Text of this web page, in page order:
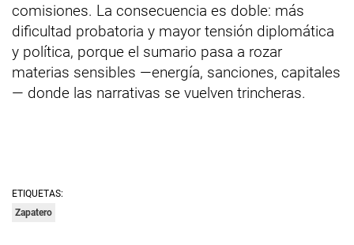
comisiones. La consecuencia es doble: más
dificultad probatoria y mayor tensión diplomática
y política, porque el sumario pasa a rozar
materias sensibles —energía, sanciones, capitales
— donde las narrativas se vuelven trincheras.
ETIQUETAS:
Zapatero